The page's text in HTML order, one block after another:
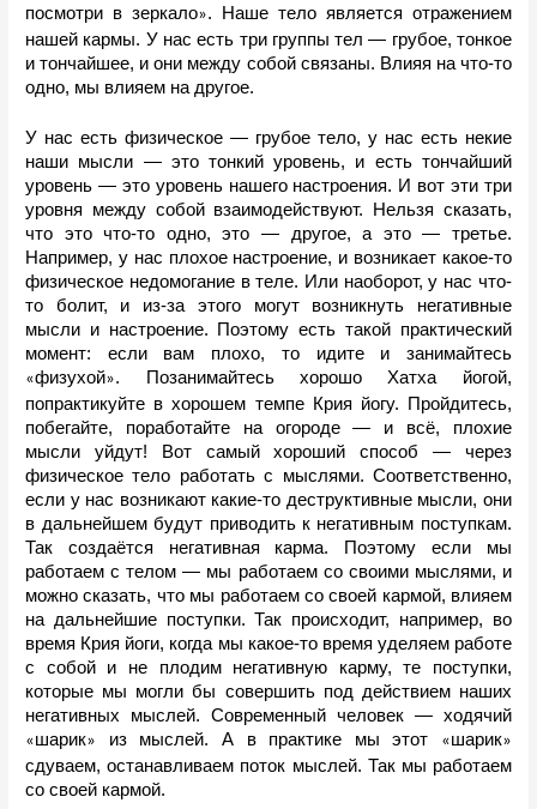
посмотри в зеркало». Наше тело является отражением
нашей кармы. У нас есть три группы тел — грубое, тонкое
и тончайшее, и они между собой связаны. Влияя на что-то
одно, мы влияем на другое.
У нас есть физическое — грубое тело, у нас есть некие
наши мысли — это тонкий уровень, и есть тончайший
уровень — это уровень нашего настроения. И вот эти три
уровня между собой взаимодействуют. Нельзя сказать,
что это что-то одно, это — другое, а это — третье.
Например, у нас плохое настроение, и возникает какое-то
физическое недомогание в теле. Или наоборот, у нас что-
то болит, и из-за этого могут возникнуть негативные
мысли и настроение. Поэтому есть такой практический
момент: если вам плохо, то идите и занимайтесь
«физухой». Позанимайтесь хорошо Хатха йогой,
попрактикуйте в хорошем темпе Крия йогу. Пройдитесь,
побегайте, поработайте на огороде — и всë, плохие
мысли уйдут! Вот самый хороший способ — через
физическое тело работать с мыслями. Соответственно,
если у нас возникают какие-то деструктивные мысли, они
в дальнейшем будут приводить к негативным поступкам.
Так создаётся негативная карма. Поэтому если мы
работаем с телом — мы работаем со своими мыслями, и
можно сказать, что мы работаем со своей кармой, влияем
на дальнейшие поступки. Так происходит, например, во
время Крия йоги, когда мы какое-то время уделяем работе
с собой и не плодим негативную карму, те поступки,
которые мы могли бы совершить под действием наших
негативных мыслей. Современный человек — ходячий
«шарик» из мыслей. А в практике мы этот «шарик»
сдуваем, останавливаем поток мыслей. Так мы работаем
со своей кармой.